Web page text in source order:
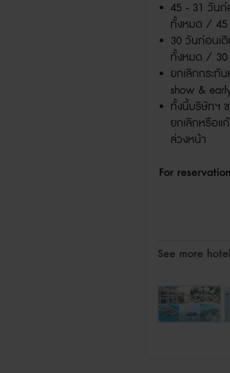
45 - 31 วันก่
ทั้งหมด /
30 วันก่อนเ
ทั้งหมด /
ยกเลิกกระทั
show &
ทั้งนี้บริษัทฯ
ยกเลิกหรือแ
ล่วงหน้า
For
See more